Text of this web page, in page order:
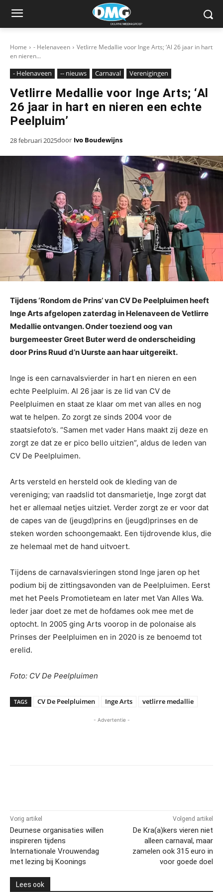
Home - Helenaveen
Vetlirre Medallie voor Inge Arts; ‘Al 26 jaar in hart
en nieren...
- Helenaveen -- nieuws Carnaval Verenigingen
Vetlirre Medallie voor Inge Arts; ‘Al
26 jaar in hart en nieren een echte
Peelpluim’
28 februari 2025door Ivo Boudewijns
Tijdens ‘Rondom de Prins’ van CV De Peelpluimen heeft
Inge Arts afgelopen zaterdag in Helenaveen de Vetlirre
Medallie ontvangen. Onder toeziend oog van
burgemeester Greet Buter werd de onderscheiding
door Prins Ruud d’n Uurste aan haar uitgereikt.
Inge is een carnavalsvierder in hart en nieren en een
echte Peelpluim. Al 26 jaar is ze lid van CV de
Peelpluimen en staat ze klaar om met van alles en nog
wat te helpen. Zo zorgt ze sinds 2004 voor de
staatsiefoto’s. “Samen met vader Hans maakt zij deze en
zorgt ze dat ze er pico bello uitzien”, aldus de leden van
CV De Peelpluimen.
Arts versteld en hersteld ook de kleding van de
vereniging; van raadslid tot dansmarietje, Inge zorgt dat
het er allemaal netjes uitziet. Verder zorgt ze er voor dat
de capes van de (jeugd)prins en (jeugd)prinses en de
steken worden schoongemaakt. Een tijdrovende klus, die
ze helemaal met de hand uitvoert.
Tijdens de carnavalsvieringen stond Inge jaren op het
podium bij de zittingsavonden van de Peelpluimen. Eerst
met het Peels Promotieteam en later met Van Alles Wa.
Ieder jaar doet ze met de hofdames ook mee met de
optocht. In 2005 ging Arts voorop in de polonaise als
Prinses der Peelpluimen en in 2020 is ze benoemd tot
erelid.
Foto: CV De Peelpluimen
TAGS CV De Peelpluimen Inge Arts vetlirre medallie
- Advertentie -
Vorig artikel
Deurnese organisaties willen
inspireren tijdens
Internationale Vrouwendag
met lezing bij Koonings
Volgend artikel
De Kra(a)kers vieren niet
alleen carnaval, maar
zamelen ook 315 euro in
voor goede doel
Lees ook